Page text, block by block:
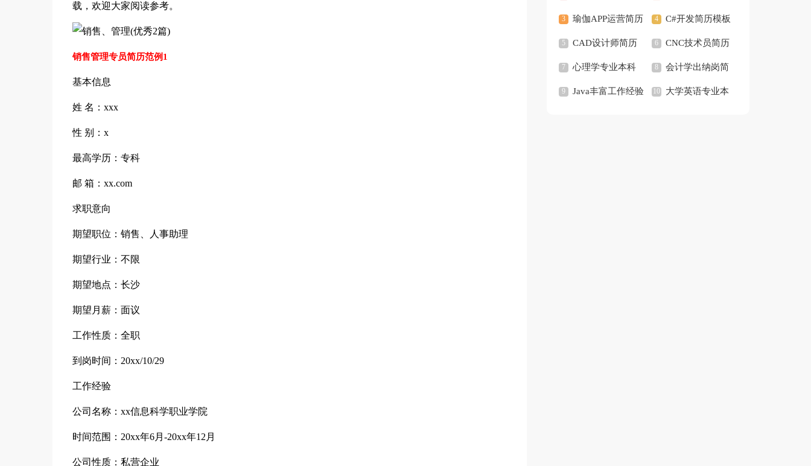
载，欢迎大家阅读参考。
销售管理专员简历范例1
基本信息
姓 名：xxx
性 别：x
最高学历：专科
邮 箱：xx.com
求职意向
期望职位：销售、人事助理
期望行业：不限
期望地点：长沙
期望月薪：面议
工作性质：全职
到岗时间：20xx/10/29
工作经验
公司名称：xx信息科学职业学院
时间范围：20xx年6月-20xx年12月
公司性质：私营企业
板内容「精选3篇」 专业简历模板(精选2
篇)
瑜伽APP运营简历
模板
C#开发简历模板
(精选2篇)
CAD设计师简历
模板「优秀篇」
CNC技术员简历
模板(3篇)
心理学专业本科
生简历模板
会计学出纳岗简
历模板(2篇)
Java丰富工作经验 大学英语专业本